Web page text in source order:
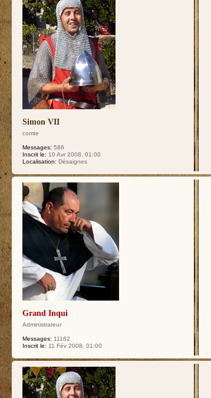
Simon VII
comte
Messages: 586
Inscrit le: 10 Avr 2008, 01:00
Localisation: Désaignes
Grand Inqui
Administrateur
Messages: 11162
Inscrit le: 11 Fév 2008, 01:00